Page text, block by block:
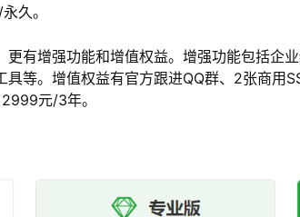
久。
有增强功能和增值权益。增强功能包括企
具等。增值权益有官方跟进QQ群、2张商用
元/3年。